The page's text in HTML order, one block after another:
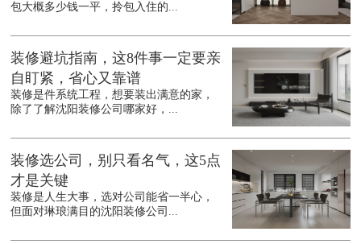
包大概多少钱一平，拎包入住的...
装修避坑指南，这8件事一定要亲
自盯紧，省心又靠谱
装修是件系统工程，想要装出满意的家，
除了了解沈阳装修公司哪家好，...
装修选公司，别只看名气，这5点
才是关键
装修是人生大事，选对公司能省一半心，
但面对琳琅满目的沈阳装修公司...